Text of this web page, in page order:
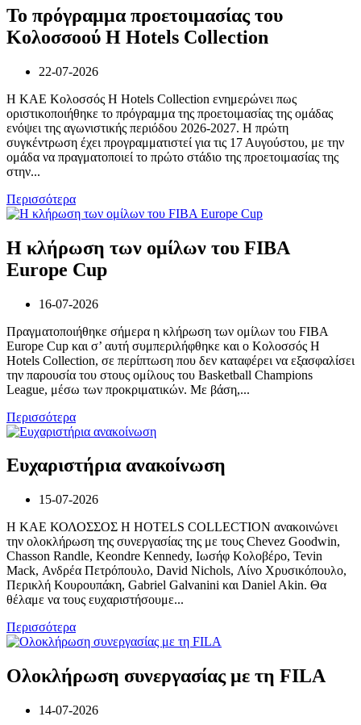
Το πρόγραμμα προετοιμασίας του
Κολοσσoού H Hotels Collection
22-07-2026
Η ΚΑΕ Κολοσσός H Hotels Collection ενημερώνει πως
οριστικοποιήθηκε το πρόγραμμα της προετοιμασίας της ομάδας
ενόψει της αγωνιστικής περιόδου 2026-2027. Η πρώτη
συγκέντρωση έχει προγραμματιστεί για τις 17 Αυγούστου, με την
ομάδα να πραγματοποιεί το πρώτο στάδιο της προετοιμασίας της
στην...
Περισσότερα
Η κλήρωση των ομίλων του FIBA
Europe Cup
16-07-2026
Πραγματοποιήθηκε σήμερα η κλήρωση των ομίλων του FIBA
Europe Cup και σ’ αυτή συμπεριλήφθηκε και ο Κολοσσός H
Hotels Collection, σε περίπτωση που δεν καταφέρει να εξασφαλίσει
την παρουσία του στους ομίλους του Basketball Champions
League, μέσω των προκριματικών. Με βάση,...
Περισσότερα
Ευχαριστήρια ανακοίνωση
15-07-2026
Η ΚΑΕ ΚΟΛΟΣΣΟΣ H HOTELS COLLECTION ανακοινώνει
την ολοκλήρωση της συνεργασίας της με τους Chevez Goodwin,
Chasson Randle, Keondre Kennedy, Ιωσήφ Κολοβέρο, Tevin
Mack, Ανδρέα Πετρόπουλο, David Nichols, Λίνο Χρυσικόπουλο,
Περικλή Κουρουπάκη, Gabriel Galvanini και Daniel Akin. Θα
θέλαμε να τους ευχαριστήσουμε...
Περισσότερα
Ολοκλήρωση συνεργασίας με τη FILA
14-07-2026